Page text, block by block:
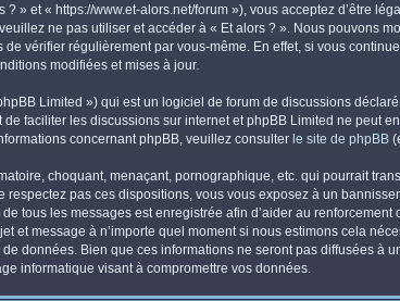
» et « https://www.et-alors.net/forum »), vous acceptez d’être
ne pas utiliser et accéder à « Et alors ? ». Nous pouvons
vérifier régulièrement par vous-même. En effet, si vous
modifiées et mises à jour.
Limited ») qui est un logiciel de forum de discussions
faciliter les discussions sur internet et phpBB Limited ne peut
concernant phpBB, veuillez consulter le site de phpBB
choquant, menaçant, pornographique, etc. qui pourrait
pas ces dispositions, vous vous exposez à un
tous les messages est enregistrée afin d’aider au
message à n’importe quel moment si nous estimons cela
données. Bien que ces informations ne seront pas diffusées à
informatique visant à compromettre vos données.